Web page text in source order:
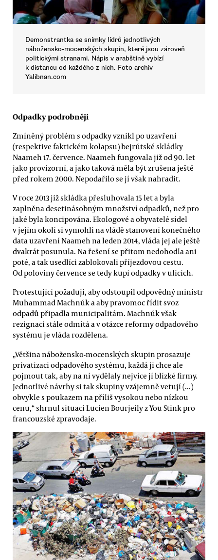
Demonstrantka se snímky lídrů jednotlivých
nábožensko-mocenských skupin, které jsou zároveň
politickými stranami. Nápis v arabštině vybízí
k distancu od každého z nich. Foto archiv
Yalibnan.com
Odpadky podrobněji
Zmíněný problém s odpadky vznikl po uzavření
(respektive faktickém kolapsu) bejrútské skládky
Naameh 17. července. Naameh fungovala již od 90. let
jako provizorní, a jako taková měla být zrušena ještě
před rokem 2000. Nepodařilo se jí však nahradit.
V roce 2013 již skládka přesluhovala 15 let a byla
zaplněna desetinásobným množství odpadků, než pro
jaké byla koncipována. Ekologové a obyvatelé sídel
v jejím okolí si vymohli na vládě stanovení konečného
data uzavření Naameh na leden 2014, vláda jej ale ještě
dvakrát posunula. Na řešení se přitom nedohodla ani
poté, a tak usedlíci zablokovali příjezdovou cestu.
Od poloviny července se tedy kupí odpadky v ulicích.
Protestující požadují, aby odstoupil odpovědný ministr
Muhammad Machnúk a aby pravomoc řídit svoz
odpadů připadla municipalitám. Machnúk však
rezignaci stále odmítá a v otázce reformy odpadového
systému je vláda rozdělena.
„Většina nábožensko-mocenských skupin prosazuje
privatizaci odpadového systému, každá ji chce ale
pojmout tak, aby na ní vydělaly nejvíce jí blízké firmy.
Jednotlivé návrhy si tak skupiny vzájemně vetují (...)
obvykle s poukazem na příliš vysokou nebo nízkou
cenu,“ shrnul situaci Lucien Bourjeily z You Stink pro
francouzské zpravodaje.